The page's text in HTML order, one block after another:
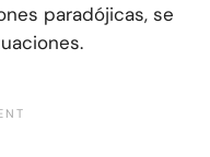
paradójicas, se